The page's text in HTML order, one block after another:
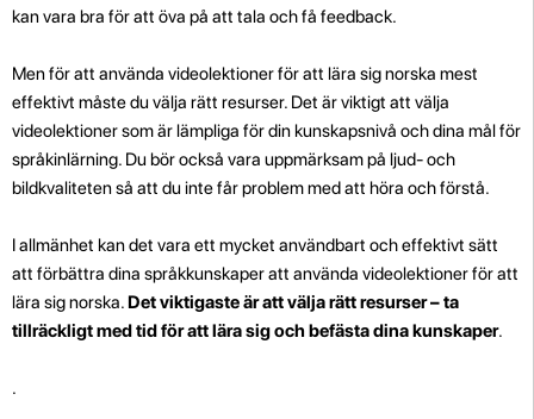
kan vara bra för att öva på att tala och få feedback.
Men för att använda videolektioner för att lära sig norska mest
effektivt måste du välja rätt resurser. Det är viktigt att välja
videolektioner som är lämpliga för din kunskapsnivå och dina mål för
språkinlärning. Du bör också vara uppmärksam på ljud- och
bildkvaliteten så att du inte får problem med att höra och förstå.
I allmänhet kan det vara ett mycket användbart och effektivt sätt
att förbättra dina språkkunskaper att använda videolektioner för att
lära sig norska.Det viktigaste är att välja rätt resurser – ta
tillräckligt med tid för att lära sig och befästa dina kunskaper.
.